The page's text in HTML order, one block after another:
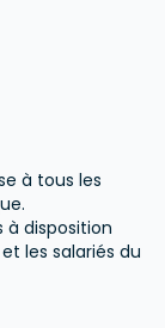
à tous les
à disposition
les salariés du